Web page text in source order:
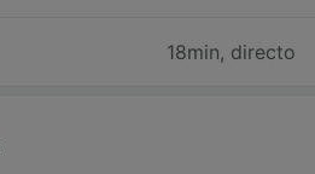
18min, directo